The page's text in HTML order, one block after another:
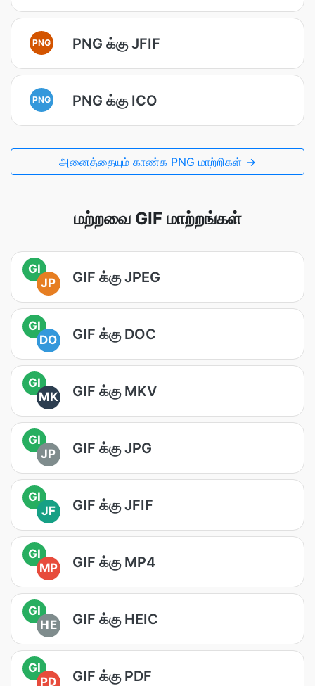
PNG PNG க்கு JFIF
PNG PNG க்கு ICO
அனைத்தையும் காண்க PNG மாற்றிகள் →
மற்றவை GIF மாற்றங்கள்
GI
JP
GIF க்கு JPEG
GI
DO
GIF க்கு DOC
GI
MK
GIF க்கு MKV
GI
JP
GIF க்கு JPG
GI
JF
GIF க்கு JFIF
GI
MP
GIF க்கு MP4
GI
HE
GIF க்கு HEIC
GI
PD
GIF க்கு PDF